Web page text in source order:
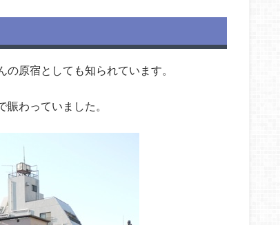
原宿としても知られています。
わっていました。